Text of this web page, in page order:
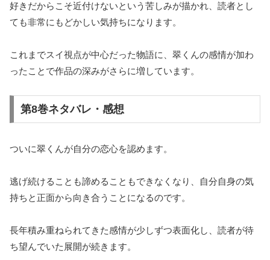
好きだからこそ近付けないという苦しみが描かれ、読者とし
ても非常にもどかしい気持ちになります。
これまでスイ視点が中心だった物語に、翠くんの感情が加わ
ったことで作品の深みがさらに増しています。
第8巻ネタバレ・感想
ついに翠くんが自分の恋心を認めます。
逃げ続けることも諦めることもできなくなり、自分自身の気
持ちと正面から向き合うことになるのです。
長年積み重ねられてきた感情が少しずつ表面化し、読者が待
ち望んでいた展開が続きます。